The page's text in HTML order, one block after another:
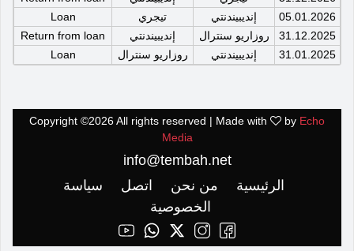
05.01.2026
إنديبيندنتي تيجري
Loan
31.12.2025
روزاريو سنترال إنديبيندنتي
Return from loan
31.01.2025
إنديبيندنتي روزاريو سنترال Loan
Copyright ©2026 All rights reserved | Made with by Echo
Media
info@tembah.net
الرئيسية
من نحن اتصل
سياسة
الخصوصية